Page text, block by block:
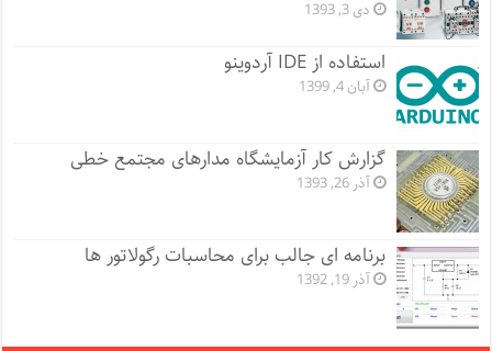
دی 3, 1393
استفاده از IDE آردوینو
آبان 4, 1399
گزارش کار آزمایشگاه مدارهای مجتمع خطی
آذر 26, 1393
برنامه ای جالب برای محاسبات رگولاتور ها
آذر 19, 1392